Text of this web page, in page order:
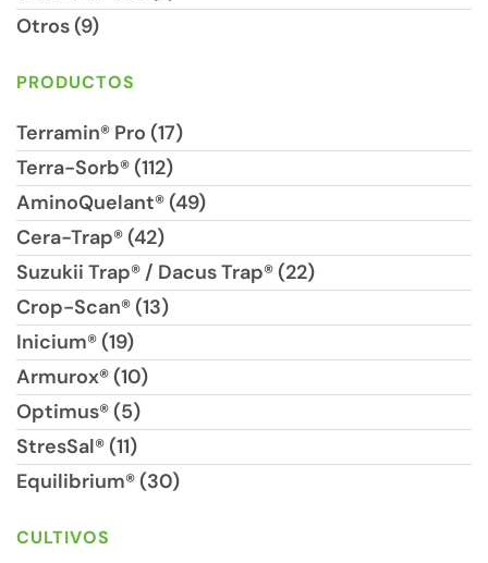
Otros (9)
PRODUCTOS
Terramin® Pro (17)
Terra-Sorb® (112)
AminoQuelant® (49)
Cera-Trap® (42)
Suzukii Trap® / Dacus Trap® (22)
Crop-Scan® (13)
Inicium® (19)
Armurox® (10)
Optimus® (5)
StresSal® (11)
Equilibrium® (30)
CULTIVOS